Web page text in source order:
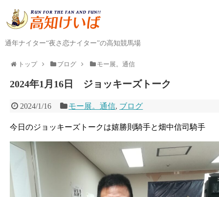
通年ナイター“夜さ恋ナイター”の高知競馬場
トップ ブログ モー展。通信
2024年1月16日 ジョッキーズトーク
2024/1/16 モー展。通信, ブログ
今日のジョッキーズトークは嬉勝則騎手と畑中信司騎手